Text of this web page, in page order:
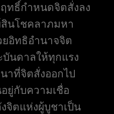
ทธิ์กำหนดจิตสั่งลง
สินโชคลาภมหา
ยอิทธิอำนาจจิต
บันดาลให้ทุกแรง
าที่จิตสั่งออกไป
ยู่กับความเชื่อ
จิตแห่งผู้บูชาเป็น